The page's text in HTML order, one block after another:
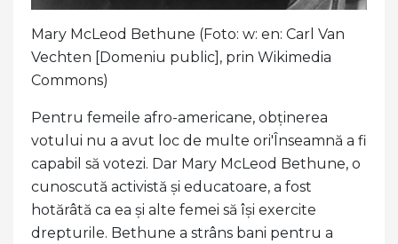
Mary McLeod Bethune (Foto: w: en: Carl Van
Vechten [Domeniu public], prin Wikimedia
Commons)
Pentru femeile afro-americane, obținerea
votului nu a avut loc de multe ori'Înseamnă a fi
capabil să votezi. Dar Mary McLeod Bethune, o
cunoscută activistă și educatoare, a fost
hotărâtă ca ea și alte femei să își exercite
drepturile. Bethune a strâns bani pentru a